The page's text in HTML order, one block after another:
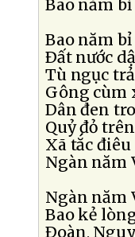
Bao năm
Bao năm
Ðất nước
Tù ngục
Gông cùm
Dân đen
Quỷ đỏ
Xã tắc
Ngàn năm
Ngàn năm
Bao kẻ
Ðoàn,